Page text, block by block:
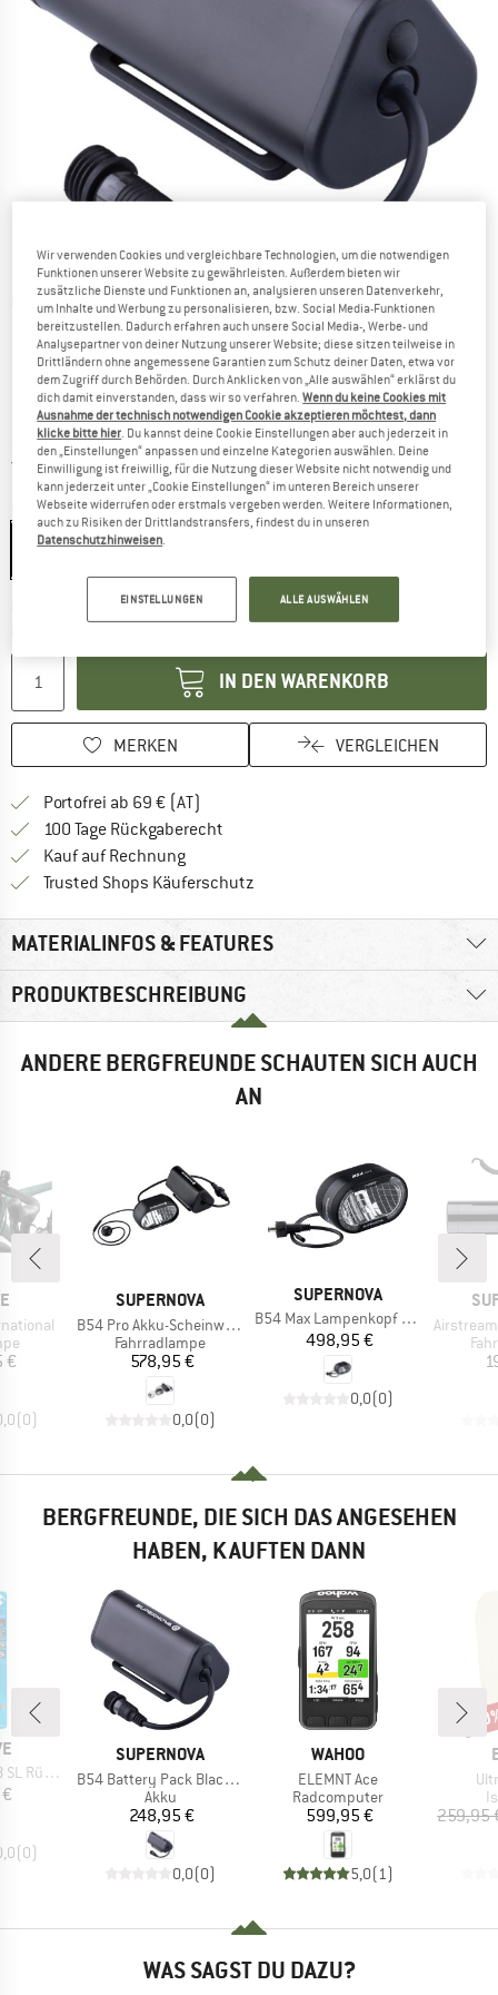
Detailansichten
Preis:
248,95€ inkl. MwSt.
Versandkostenfrei(AT)Österreich. Informationen zu den
Farbe:Black
Lieferzeit: 2-4 WerktageDer Link öffnet sich in einer Infobox und
IN DEN WARENKORB
MERKEN VERGLEICHEN
Portofrei ab 69 € (AT)
100 Tage Rückgaberecht
Kauf auf RechnungFinde die Zahlungs-Infos hier! Öffnet
Trusted Shops Käuferschutz
MATERIALINFOS & FEATURES
PRODUKTBESCHREIBUNG
ANDERE BERGFREUNDE SCHAUTEN SICH AUCH
AN
€
(0)
MARKE
SUPERNOVA
Artikel
B54 Pro Akku-Scheinwerfer Set
Produktgruppe
Fahrradlampe
Preis
578,95 €
0,0(0)
MARKE
SUPERNOVA
Artikel
B54 Max Lampenkopf ohne Akku
Preis
498,95 €
0,0(0)
Artikel
BERGFREUNDE, DIE SICH DAS ANGESEHEN
HABEN, KAUFTEN DANN
(0)
MARKE
SUPERNOVA
Artikel
B54 Battery Pack Black Edition
Produktgruppe
Akku
Preis
248,95 €
0,0(0)
MARKE
WAHOO
Artikel
ELEMNT Ace
Produktgruppe
Radcomputer
Preis
599,95 €
5,0(1 )
259,95
WAS SAGST DU DAZU?
Wir verwenden Cookies und vergleichbare Technologien, um die notwendigen
Funktionen unserer Website zu gewährleisten. Außerdem bieten wir
zusätzliche Dienste und Funktionen an, analysieren unseren Datenverkehr,
um Inhalte und Werbung zu personalisieren, bzw. Social Media-Funktionen
bereitzustellen. Dadurch erfahren auch unsere Social Media-, Werbe- und
Analysepartner von deiner Nutzung unserer Website; diese sitzen teilweise in
Drittländern ohne angemessene Garantien zum Schutz deiner Daten, etwa vor
dem Zugriff durch Behörden. Durch Anklicken von „Alle auswählen“ erklärst du
dich damit einverstanden, dass wir so verfahren.Wenn du keine Cookies mit
Ausnahme der technisch notwendigen Cookie akzeptieren möchtest, dann
klicke bitte hier . Du kannst deine Cookie Einstellungen aber auch jederzeit in
den „Einstellungen“ anpassen und einzelne Kategorien auswählen. Deine
Einwilligung ist freiwillig, für die Nutzung dieser Website nicht notwendig und
kann jederzeit unter „Cookie Einstellungen“ im unteren Bereich unserer
Webseite widerrufen oder erstmals vergeben werden. Weitere Informationen,
auch zu Risiken der Drittlandstransfers, findest du in unseren
Datenschutzhinweisen
EINSTELLUNGEN ALLE AUSWÄHLEN